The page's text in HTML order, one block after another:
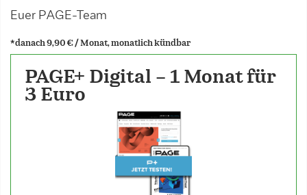
Euer PAGE-Team
*danach 9,90 € / Monat, monatlich kündbar
PAGE+ Digital - 1 Monat für
3 Euro